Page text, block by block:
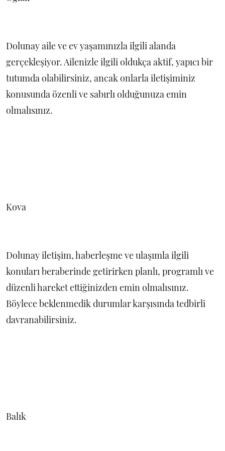
Dolunay aile ve ev yaşamınızla ilgili alanda
gerçekleşiyor. Ailenizle ilgili oldukça aktif, yapıcı bir
tutumda olabilirsiniz, ancak onlarla iletişiminiz
konusunda özenli ve sabırlı olduğunuza emin
olmalısınız.
Kova
Dolunay iletişim, haberleşme ve ulaşımla ilgili
konuları beraberinde getirirken planlı, programlı ve
düzenli hareket ettiğinizden emin olmalısınız.
Böylece beklenmedik durumlar karşısında tedbirli
davranabilirsiniz.
Balık